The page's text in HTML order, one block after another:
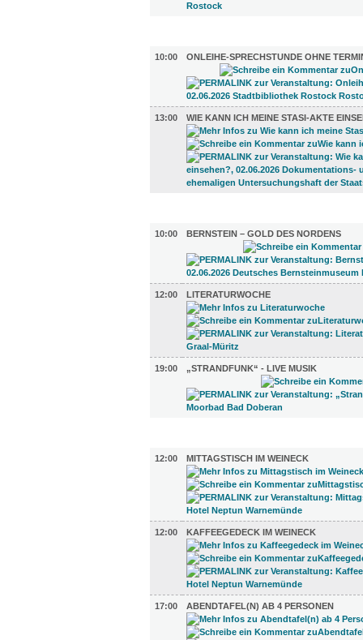
10:00
ONLEIHE-SPRECHSTUNDE OHNE
13:00 WIE KANN ICH MEINE STASI-AKTE
10:00
BERNSTEIN – GOLD DES NORDENS
12:00 LITERATURWOCHE
19:00 „STRANDFUNK“ - LIVE MUSIK
12:00
MITTAGSTISCH IM WEINECK
12:00 KAFFEEGEDECK IM WEINECK
17:00 ABENDTAFEL(N) AB 4 PERSONEN